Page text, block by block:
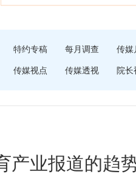
特约专稿 每月调查 传媒
传媒视点 传媒透视 院长
产业报道的趋